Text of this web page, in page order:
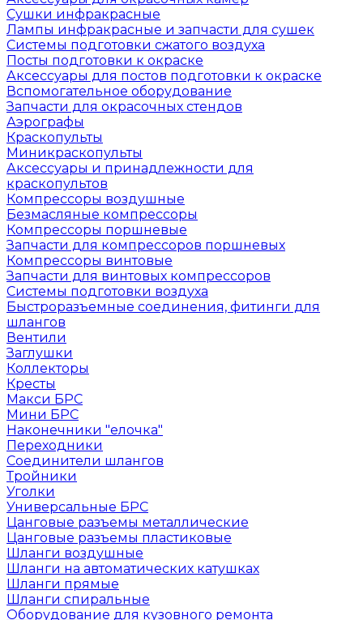
Сушки инфракрасные
Лампы инфракрасные и запчасти для сушек
Системы подготовки сжатого воздуха
Посты подготовки к окраске
Аксессуары для постов подготовки к окраске
Вспомогательное оборудование
Запчасти для окрасочных стендов
Аэрографы
Краскопульты
Миникраскопульты
Аксессуары и принадлежности для
краскопультов
Компрессоры воздушные
Безмасляные компрессоры
Компрессоры поршневые
Запчасти для компрессоров поршневых
Компрессоры винтовые
Запчасти для винтовых компрессоров
Системы подготовки воздуха
Быстроразъемные соединения, фитинги для
шлангов
Вентили
Заглушки
Коллекторы
Кресты
Макси БРС
Мини БРС
Наконечники "елочка"
Переходники
Соединители шлангов
Тройники
Уголки
Универсальные БРС
Цанговые разъемы металлические
Цанговые разъемы пластиковые
Шланги воздушные
Шланги на автоматических катушках
Шланги прямые
Шланги спиральные
Оборудование для кузовного ремонта